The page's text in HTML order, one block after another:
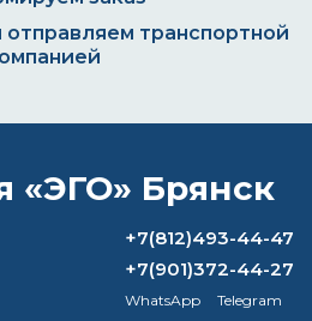
транспортной
ОТВЕТ
эффективна
металлу?
+7(812)493-44-47
+7(901)372-44-27
WhatsApp Telegram